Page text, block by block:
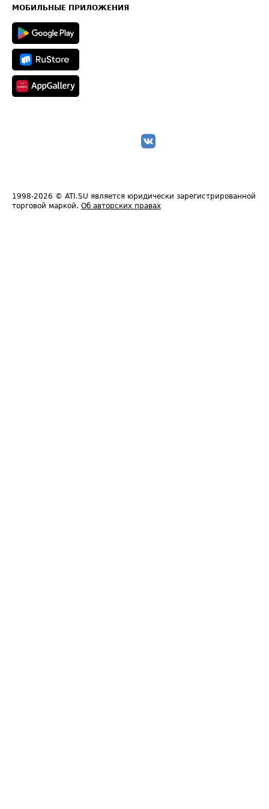
Техническая информация
МОБИЛЬНЫЕ ПРИЛОЖЕНИЯ
1998-2026 © ATI.SU является юридически зарегистрированной
торговой маркой. Об авторских правах